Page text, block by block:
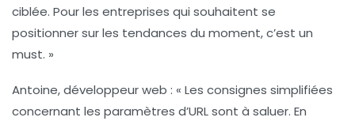
ciblée. Pour les entreprises qui souhaitent se
positionner sur les tendances du moment, c’est un
must. »
Antoine, développeur web : « Les consignes simplifiées
concernant les paramètres d’URLsont à saluer. En